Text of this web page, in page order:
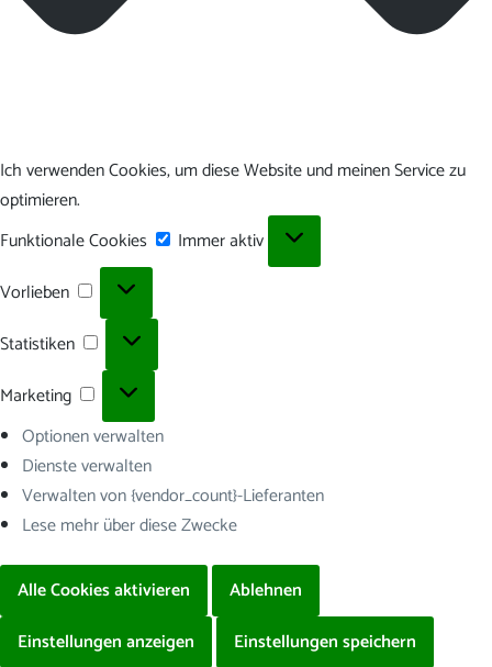
Ich verwenden Cookies, um diese Website und meinen Service zu
optimieren.
Funktionale Cookies
Funktionale
Immer aktiv
Vorlieben
Vorlieben
Statistiken Statistiken
Marketing
Marketing
Optionen verwalten
Dienste verwalten
Verwalten von {vendor_count}-Lieferanten
Lese mehr über diese Zwecke
Alle Cookies aktivieren
Ablehnen
Einstellungen anzeigen
Einstellungen speichern